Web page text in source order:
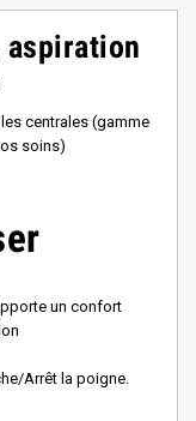
aspiration
centrales (gamme
soins)
un confort
Arrêt la poigne.